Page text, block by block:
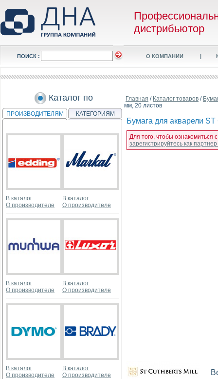
дистрибьютор
ПОИСК : О КОМПАНИИ |
Каталог по
ПРОИЗВОДИТЕЛЯМ КАТЕГОРИЯМ
В каталог
О производителе
В каталог
О производителе
В каталог
О производителе
В каталог
О производителе
В каталог
О производителе
В каталог
О производителе
Главная / Каталог товаров /
мм, 20 листов
Бумага для акварели
Для того, чтобы ознакомиться
зарегистрируйтесь как